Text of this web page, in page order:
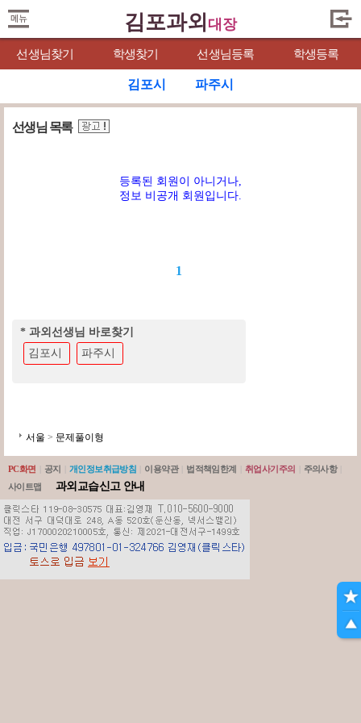
김포과외 대장
선생님찾기 학생찾기 선생님등록 학생등록
김포시 파주시
선생님 목록
등록된 회원이 아니거나,
정보 비공개 회원입니다.
1
* 과외선생님 바로찾기
김포시
파주시
서울 > 문제풀이형
PC화면 공지 개인정보취급방침 이용약관 법적책임한계 취업사기주의 주의사항
사이트맵
과외교습신고 안내